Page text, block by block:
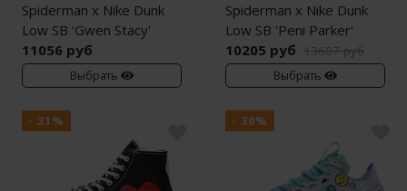
Spiderman x Nike Dunk
Low SB 'Gwen Stacy'
11056 руб
Выбрать
Spiderman x Nike Dunk
Low SB 'Peni Parker'
10205 руб 13607 руб
Выбрать
- 31% - 30%